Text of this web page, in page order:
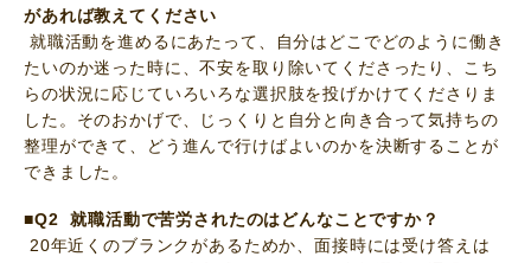
があれば教えてください
就職活動を進めるにあたって、自分はどこでどのように働き
たいのか迷った時に、不安を取り除いてくださったり、こち
らの状況に応じていろいろな選択肢を投げかけてくださりま
した。そのおかげで、じっくりと自分と向き合って気持ちの
整理ができて、どう進んで行けばよいのかを決断することが
できました。
■Q2 就職活動で苦労されたのはどんなことですか？
20年近くのブランクがあるためか、面接時には受け答えは